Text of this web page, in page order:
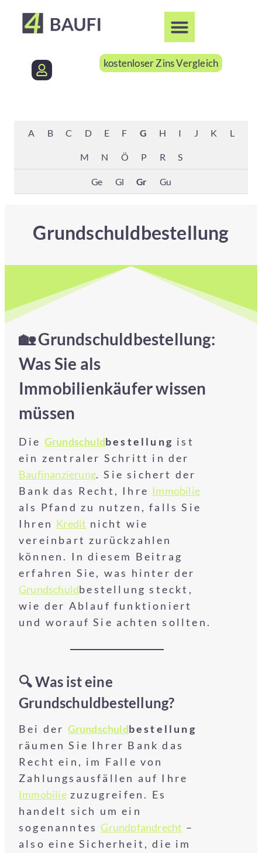
kostenloser Zins Vergleich
A B C D E F G H I J K L
M N Ö P R S
Ge Gl Gr Gu
Grundschuldbestellung
🏡 Grundschuldbestellung:
Was Sie als
Immobilienkäufer wissen
müssen
Die Grundschuldbestellung ist
ein zentraler Schritt in der
Baufinanzierung. Sie sichert der
Bank das Recht, Ihre Immobilie
als Pfand zu nutzen, falls Sie
Ihren Kredit nicht wie
vereinbart zurückzahlen
können. In diesem Beitrag
erfahren Sie, was hinter der
Grundschuldbestellung steckt,
wie der Ablauf funktioniert
und worauf Sie achten sollten.
🔍 Was ist eine
Grundschuldbestellung?
Bei der Grundschuldbestellung
räumen Sie Ihrer Bank das
Recht ein, im Falle von
Zahlungsausfällen auf Ihre
Immobiliezuzugreifen. Es
handelt sich um ein
sogenanntes Grundpfandrecht –
also eine Sicherheit, die im